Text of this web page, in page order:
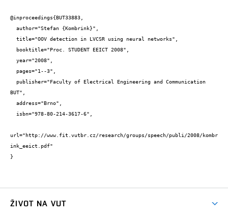
@inproceedings{BUT33883,
BUT",
url="http://www.fit.vutbr.cz/research/groups/speech/publi/2008/kombr
ink_eeict.pdf"
}
ŽIVOT NA VUT